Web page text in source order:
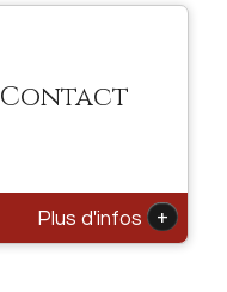
Contact
Plus d'infos +